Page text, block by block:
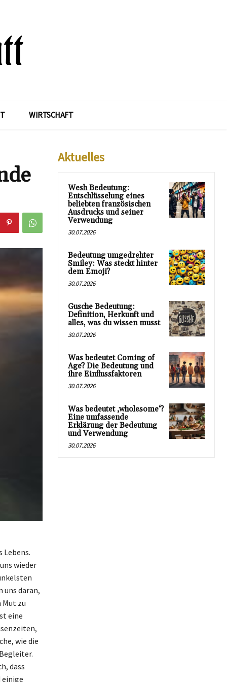
WIRTSCHAFT
Lebens.
wieder
uns daran,
Mut zu
eine
wie die
dass
einige
Aktuelles
Wesh Bedeutung:
Entschlüsselung eines
beliebten französischen
Ausdrucks und seiner
Verwendung
30.07.2026
Bedeutung umgedrehter
Smiley: Was steckt hinter
dem Emoji?
30.07.2026
Gusche Bedeutung:
Definition, Herkunft und
alles, was du wissen musst
30.07.2026
Was bedeutet Coming of
Age? Die Bedeutung und
ihre Einflussfaktoren
30.07.2026
Was bedeutet ‚wholesome‘?
Eine umfassende
Erklärung der Bedeutung
und Verwendung
30.07.2026